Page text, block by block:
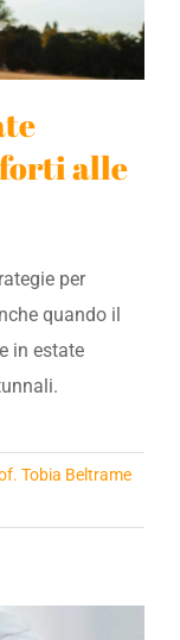
alle
per
quando il
in estate
Tobia Beltrame